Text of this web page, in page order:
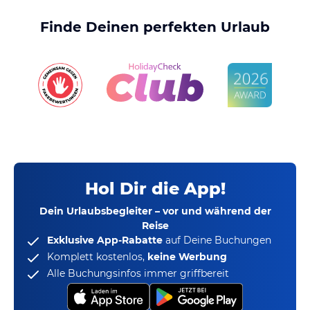
Finde Deinen perfekten Urlaub
Hol Dir die App!
Dein Urlaubsbegleiter – vor und während der
Reise
Exklusive App-Rabatte auf Deine Buchungen
Komplett kostenlos, keine Werbung
Alle Buchungsinfos immer griffbereit